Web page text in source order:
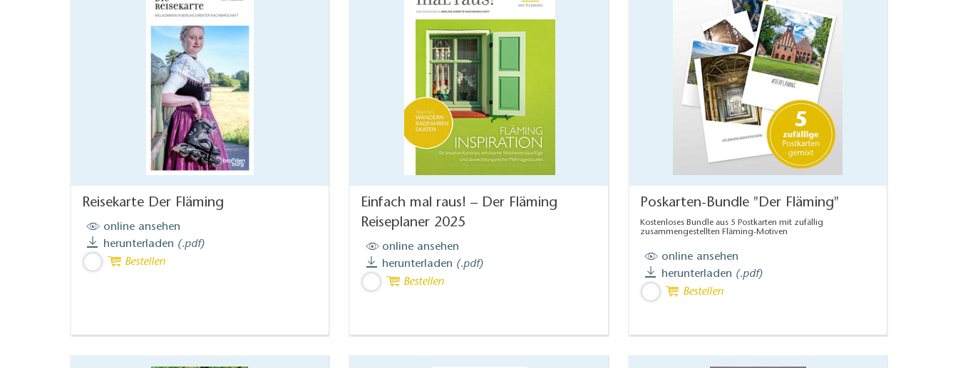
Reisekarte Der Fläming
online ansehen
herunterladen (.pdf)
Bestellen
Einfach mal raus! – Der Fläming
Reiseplaner 2025
online ansehen
herunterladen (.pdf)
Bestellen
Poskarten-Bundle "Der Fläming"
Kostenloses Bundle aus 5 Postkarten mit zufällig
zusammengestellten Fläming-Motiven
online ansehen
herunterladen (.pdf)
Bestellen